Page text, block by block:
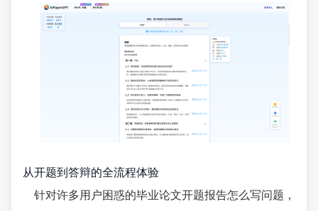
从开题到答辩的全流程体验
针对许多用户困惑的毕业论文开题报告怎么写问题，